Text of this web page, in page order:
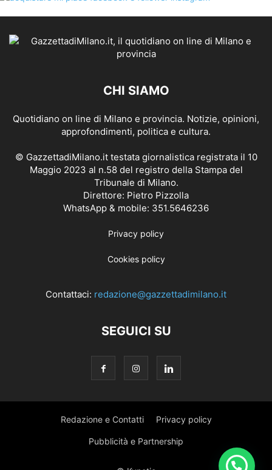
CHI SIAMO
Quotidiano on line di Milano e provincia. Notizie, opinioni,
approfondimenti, politica e cultura.
© GazzettadiMilano.it testata giornalistica registrata il 10
Maggio 2023 al n.58 del registro della Stampa del
Tribunale di Milano.
Direttore: Pietro Pizzolla
WhatsApp & mobile: 351.5646236
Privacy policy
Cookies policy
Contattaci: redazione@gazzettadimilano.it
SEGUICI SU
Redazione e Contatti Privacy policy
Pubblicità e Partnership